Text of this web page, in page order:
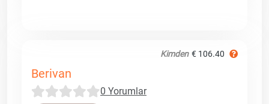
Kimden € 106.40
Berivan
0 Yorumlar